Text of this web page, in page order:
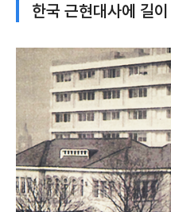
한국 근현대사에 길